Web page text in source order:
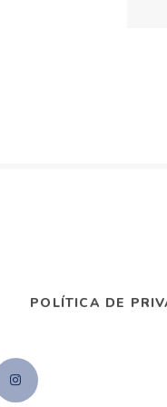
POLÍTICA DE